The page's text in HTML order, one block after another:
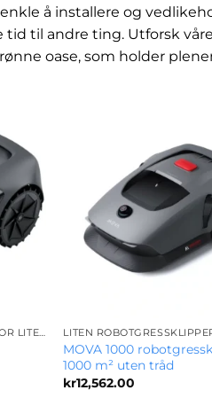
å installere og
tid til andre ting. Utforsk
oase, som holder
LITEN ROBOTGRESSKLIPPER FOR LITEN PLEN
MOVA 1000
1000 m² uten tråd
kr12,562.00